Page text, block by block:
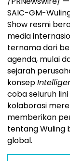
SAIC-GM-
Show resmi
media
ternama dari
agenda, mulai
sejarah
konsep
coba seluruh
kolaborasi
memberikan
tentang Wuling
global.